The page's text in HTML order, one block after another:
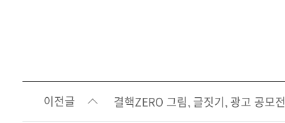
이전글 결핵ZERO 그림, 글짓기, 광고 공모전